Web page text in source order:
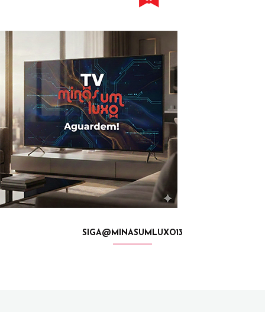
SIGA@MINASUMLUXO13